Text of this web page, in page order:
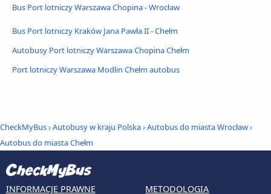
Bus Port lotniczy Warszawa Chopina - Wrocław
Bus Port lotniczy Kraków Jana Pawła II - Chełm
Autobusy Port lotniczy Warszawa Chopina Chełm
Port lotniczy Warszawa Modlin Chełm autobus
CheckMyBus›Autobusy w kraju Polska›Autobus do miasta Wrocław›
Autobus do miasta Chełm
INFORMACJE PRAWNE METODOLOGIA